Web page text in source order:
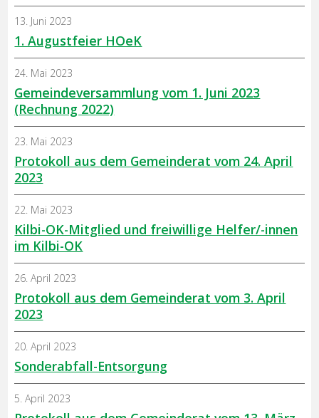
1. Augustfeier HOeK
13. Juni 2023
Gemeindeversammlung vom 1. Juni 2023
(Rechnung 2022)
24. Mai 2023
Protokoll aus dem Gemeinderat vom 24. April
2023
23. Mai 2023
Kilbi-OK-Mitglied und freiwillige Helfer/-innen
im Kilbi-OK
22. Mai 2023
Protokoll aus dem Gemeinderat vom 3. April
2023
26. April 2023
Sonderabfall-Entsorgung
20. April 2023
5. April 2023